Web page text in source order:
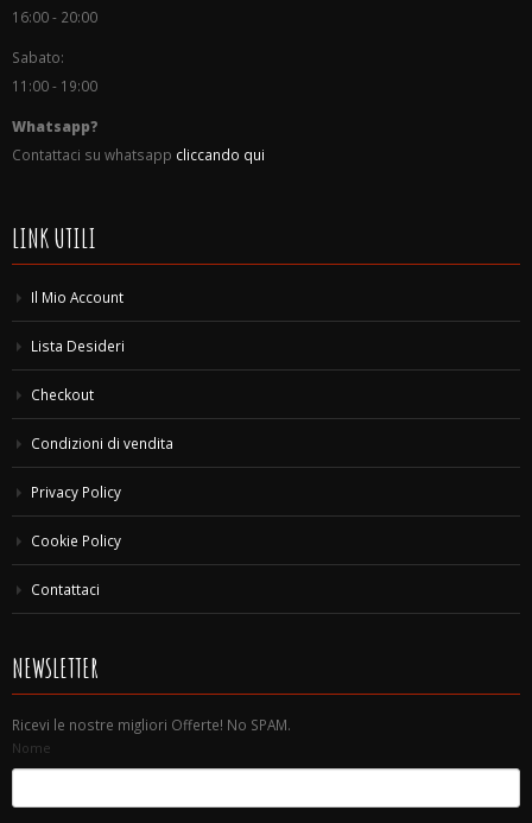
16:00 - 20:00
Sabato:
11:00 - 19:00
Whatsapp?
Contattaci su whatsapp cliccando qui
LINK UTILI
Il Mio Account
Lista Desideri
Checkout
Condizioni di vendita
Privacy Policy
Cookie Policy
Contattaci
NEWSLETTER
Ricevi le nostre migliori Offerte! No SPAM.
Nome